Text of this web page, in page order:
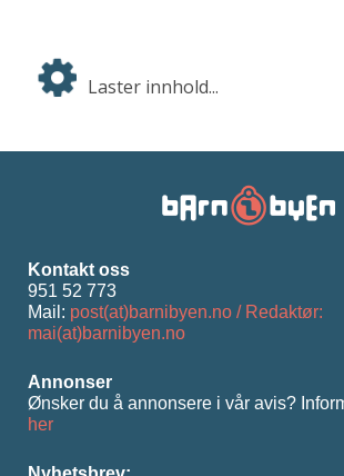
Laster innhold...
Kontakt oss
951 52 773
Mail: post(at)barnibyen.no / Redaktør:
mai(at)barnibyen.no
Annonser
Ønsker du å annonsere i vår avis?
her